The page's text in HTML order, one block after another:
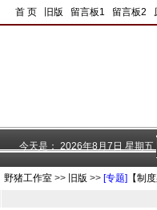
首 页 旧版 留言板1 留言板2
今天是： 2026年8月7日 星期五
野猪工作室 >> 旧版 >> [专题] 【制